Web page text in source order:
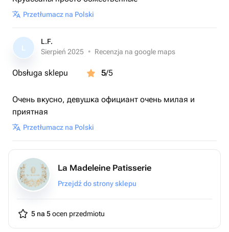
Przetłumacz na Polski
L
L.F.
Sierpień 2025
• Recenzja na google maps
Obsługa sklepu 5/5
Очень вкусно, девушка официант очень милая и
приятная
Przetłumacz na Polski
La Madeleine Patisserie
Przejdź do strony sklepu
5 na 5ocen przedmiotu